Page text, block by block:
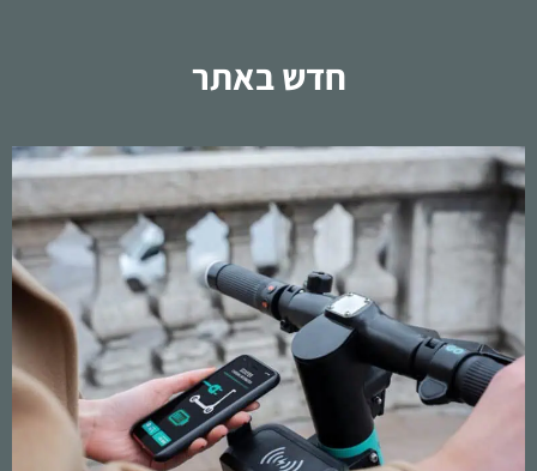
חדש באתר